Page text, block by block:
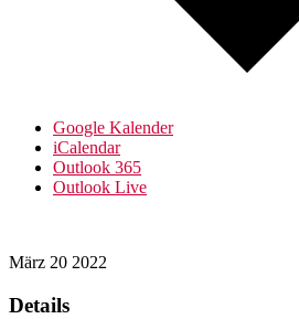
Google Kalender
iCalendar
Outlook 365
Outlook Live
März 20 2022
Details